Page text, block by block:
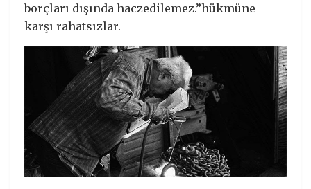
borçları dışında haczedilemez.”hükmüne
karşı rahatsızlar.